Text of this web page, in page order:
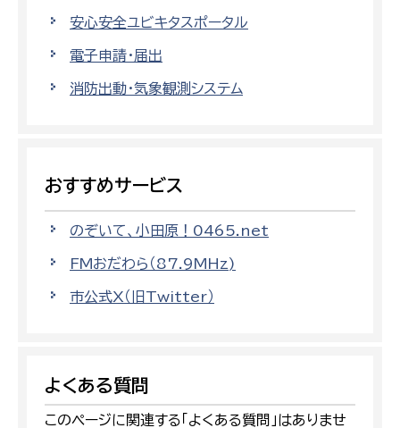
安心安全ユビキタスポータル
電子申請・届出
消防出動・気象観測システム
おすすめサービス
のぞいて、小田原！0465.net
FMおだわら（87.9MHz)
市公式X（旧Twitter）
よくある質問
このページに関連する「よくある質問」はありませ